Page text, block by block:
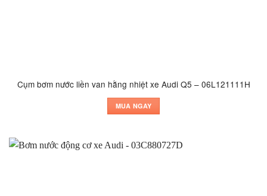
Cụm bơm nước liền van hằng nhiệt xe Audi Q5 – 06L121111H
MUA NGAY